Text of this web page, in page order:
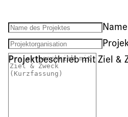
Projektbeschrieb mit Ziel &